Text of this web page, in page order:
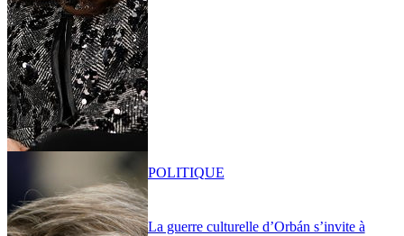
La guerre culturelle d’Orbán s’invite à
POLITIQUE